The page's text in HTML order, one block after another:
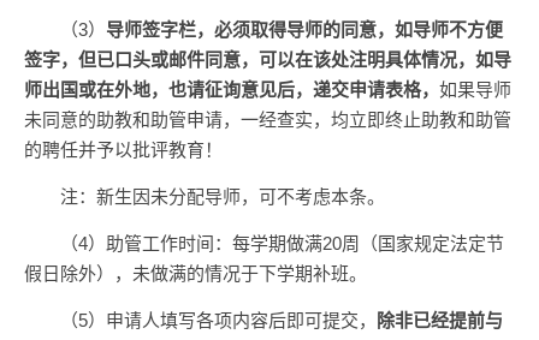
（3） 导师签字栏，必须取得导师的同意，如导师不方便
签字，但已口头或邮件同意，可以在该处注明具体情况，如导
师出国或在外地，也请征询意见后，递交申请表格， 如果导师
未同意的助教和助管申请，一经查实，均立即终止助教和助管
的聘任并予以批评教育！
注：新生因未分配导师，可不考虑本条。
（4）助管工作时间：每学期做满20周（国家规定法定节
假日除外），未做满的情况于下学期补班。
（5）申请人填写各项内容后即可提交，
除非已经提前与